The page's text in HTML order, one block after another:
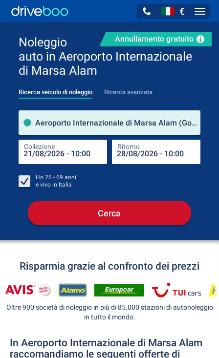
€
Annullamento gratuito
Noleggio
auto in Aeroporto Internazionale
di Marsa Alam
Ricerca veicolo di noleggio Ricerca avanzata
Aeroporto Internazionale di Marsa Alam (Governatorato del Mar Rosso / Egitto)
Collezione Ritorno
Ho 26 - 69 anni
e vivo in Italia
Cerca
Risparmia grazie al confronto dei prezzi
Oltre 900 società di noleggio in più di 85.000 stazioni di autonoleggio
in tutto il mondo.
In Aeroporto Internazionale di Marsa Alam
raccomandiamo le seguenti offerte di